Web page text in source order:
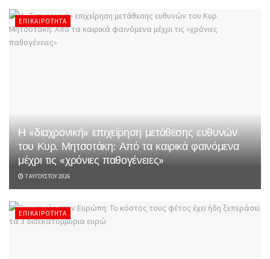
ΕΠΙΚΑΙΡΌΤΗΤΑ
Η «διαχρονική» επιχείρηση μετάθεσης ευθυνών
του Κυρ. Μητσοτάκη: Από τα καιρικά φαινόμενα
μέχρι τις «χρόνιες παθογένειες»
7 ΑΥΓΟΎΣΤΟΥ 2026
ΕΠΙΚΑΙΡΌΤΗΤΑ